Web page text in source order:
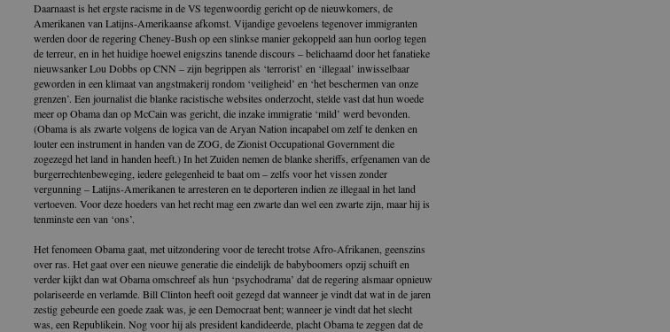
Daarnaast is het ergste racisme in de VS tegenwoordig gericht op de nieuwkomers, de
Amerikanen van Latijns-Amerikaanse afkomst. Vijandige gevoelens tegenover immigranten
werden door de regering Cheney-Bush op een slinkse manier gekoppeld aan hun oorlog tegen
de terreur, en in het huidige hoewel enigszins tanende discours – belichaamd door het fanatieke
nieuwsanker Lou Dobbs op CNN – zijn begrippen als ‘terrorist’ en ‘illegaal’ inwisselbaar
geworden in een klimaat van angstmakerij rondom ‘veiligheid’ en ‘het beschermen van onze
grenzen’. Een journalist die blanke racistische websites onderzocht, stelde vast dat hun woede
meer op Obama dan op McCain was gericht, die inzake immigratie ‘mild’ werd bevonden.
(Obama is als zwarte volgens de logica van de Aryan Nation incapabel om zelf te denken en
louter een instrument in handen van de ZOG, de Zionist Occupational Government die
zogezegd het land in handen heeft.) In het Zuiden nemen de blanke sheriffs, erfgenamen van de
burgerrechtenbeweging, iedere gelegenheid te baat om – zelfs voor het vissen zonder
vergunning – Latijns-Amerikanen te arresteren en te deporteren indien ze illegaal in het land
vertoeven. Voor deze hoeders van het recht mag een zwarte dan wel een zwarte zijn, maar hij is
tenminste een van ‘ons’.
Het fenomeen Obama gaat, met uitzondering voor de terecht trotse Afro-Afrikanen, geenszins
over ras. Het gaat over een nieuwe generatie die eindelijk de babyboomers opzij schuift en
verder kijkt dan wat Obama omschreef als hun ‘psychodrama’ dat de regering alsmaar opnieuw
polariseerde en verlamde. Bill Clinton heeft ooit gezegd dat wanneer je vindt dat wat in de jaren
zestig gebeurde een goede zaak was, je een Democraat bent; wanneer je vindt dat het slecht
was, een Republikein. Nog voor hij als president kandideerde, placht Obama te zeggen dat de